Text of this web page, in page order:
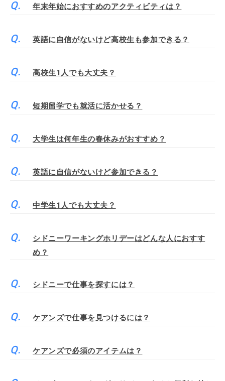
年末年始におすすめのアクティビティは？
英語に自信がないけど高校生も参加できる？
高校生1人でも大丈夫？
短期留学でも就活に活かせる？
大学生は何年生の春休みがおすすめ？
英語に自信がないけど参加できる？
中学生1人でも大丈夫？
シドニーワーキングホリデーはどんな人におすす
め？
シドニーで仕事を探すには？
ケアンズで仕事を見つけるには？
ケアンズで必須のアイテムは？